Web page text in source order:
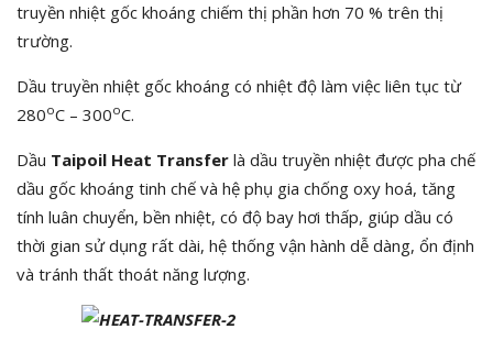
truyền nhiệt gốc khoáng chiếm thị phần hơn 70 % trên thị
trường.
Dầu truyền nhiệt gốc khoáng có nhiệt độ làm việc liên tục từ
280oC – 300oC.
Dầu Taipoil Heat Transfer là dầu truyền nhiệt được pha chế
dầu gốc khoáng tinh chế và hệ phụ gia chống oxy hoá, tăng
tính luân chuyển, bền nhiệt, có độ bay hơi thấp, giúp dầu có
thời gian sử dụng rất dài, hệ thống vận hành dễ dàng, ổn định
và tránh thất thoát năng lượng.